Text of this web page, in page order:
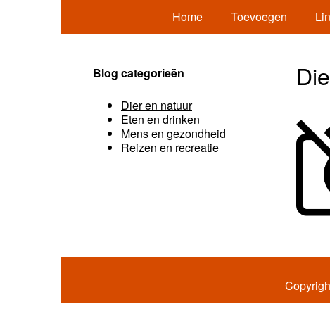
Home Toevoegen
Blog categorieën
Dier en natuur
Eten en drinken
Mens en gezondheid
Reizen en recreatie